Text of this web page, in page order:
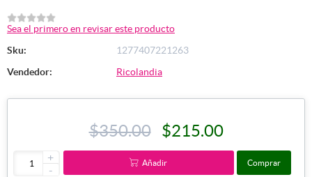
Sea el primero en revisar este producto
Sku:
1277407221263
Vendedor:
Ricolandia
$350.00 $215.00
+
-
Añadir Comprar